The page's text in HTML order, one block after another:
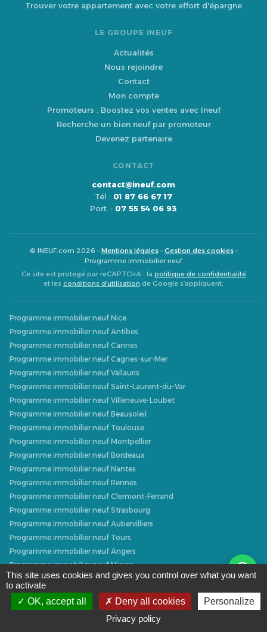
Trouver votre appartement avec votre effort d'épargne
LE GROUPE INEUF
Actualités
Nous rejoindre
Contact
Mon compte
Promoteurs : Boostez vos ventes avec Ineuf
Recherche un bien neuf par promoteur
Devenez partenaire
CONTACT
contact@ineuf.com
Tél : 01 87 66 67 17
Port. : 07 55 54 06 93
© INEUF.com 2026 –Mentions légales–Gestion des cookies–
Programme immobilier neuf
Ce site est protégé par reCAPTCHA : la politique de confidentialité
et les conditions d’utilisation de Google s’appliquent.
Programme immobilier neuf Nice
Programme immobilier neuf Antibes
Programme immobilier neuf Cannes
Programme immobilier neuf Cagnes-sur-Mer
Programme immobilier neuf Vallauris
Programme immobilier neuf Saint-Laurent-du-Var
Programme immobilier neuf Villeneuve-Loubet
Programme immobilier neuf Beausoleil
Programme immobilier neuf Toulouse
Programme immobilier neuf Montpellier
Programme immobilier neuf Bordeaux
Programme immobilier neuf Nantes
Programme immobilier neuf Rennes
Programme immobilier neuf Clermont-Ferrand
Programme immobilier neuf Strasbourg
Programme immobilier neuf Aubervilliers
Programme immobilier neuf Tours
Programme immobilier neuf Angers
Programme immobilier neuf Nîmes
Programme immobilier neuf La Rochelle
Programme immobilier neuf Lyon
Programme immobilier neuf Thonon-les-Bains
Programme immobilier neuf Avignon
This site uses cookies and gives you control over what you want
to activate
OK, accept all
Deny all cookies
Personalize
Privacy policy